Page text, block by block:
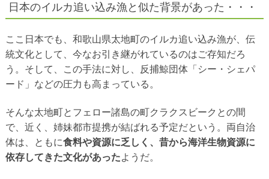
日本のイルカ追い込み漁と似た背景があった・・・
ここ日本でも、和歌山県太地町のイルカ追い込み漁が、伝
統文化として、今なお引き継がれているのはご存知だろ
う。そして、この手法に対し、反捕鯨団体「シー・シェパ
ード」などの圧力も高まっている。
そんな太地町とフェロー諸島の町クラクスビークとの間
で、近く、姉妹都市提携が結ばれる予定だという。両自治
体は、ともに食料や資源に乏しく、昔から海洋生物資源に
依存してきた文化があったようだ。